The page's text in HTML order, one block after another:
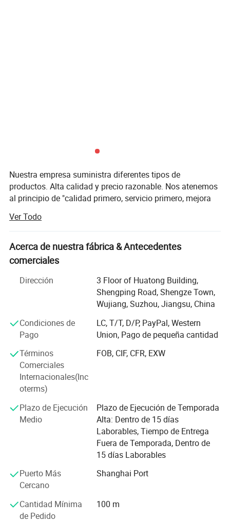
Nuestra empresa suministra diferentes tipos de
productos. Alta calidad y precio razonable. Nos atenemos
al principio de "calidad primero, servicio primero, mejora
la gestión y "cero defectos, cero quejas" como el objetivo
de calidad. Para perfeccionar nuestro servicio, ofrecemos
los productos de buena calidad a un precio razonable.
Somos un fabricante profesional de tejidos químicos. Los
fundadores DE TIANEN TEXTILES tienen más de 10 años
de experiencia en este campo. Y tuvimos una buena
cooperación con muchas fábricas excelentes. Por lo tanto,
los productos se proporcionan aquí, con buena calidad,
precio competitivo, y el mejor servicio.
evaluar que somos profesionales y podemos confiar en
nosotros. Y están dispuestos a establecer relaciones
comerciales con nosotros durante mucho tiempo.
como los tejidos tafetán de nylon para las chaquetas y los
tejidos 100% poli, como el tejido de polichifón para
vestido, el tejido de poly pongee y el tejido de poly taslan
para chaquetas, y también podemos hacer oxford tejidos
para bolsas y luggages, así que bienvenidos a su
investigación de cualquier tejido, tenemos nuestra propia
fábrica de tejidos y revestimiento puede controlar la
Ver Todo
Acerca de nuestra fábrica & Antecedentes
comerciales
Dirección
3 Floor of Huatong Building,
Shengping Road, Shengze Town,
Wujiang, Suzhou, Jiangsu, China
Condiciones de
Pago
LC, T/T, D/P, PayPal, Western
Union, Pago de pequeña cantidad
Términos
Comerciales
Internacionales(Inc
oterms)
FOB, CIF, CFR, EXW
Plazo de Ejecución
Medio
Plazo de Ejecución de Temporada
Alta: Dentro de 15 días
Laborables, Tiempo de Entrega
Fuera de Temporada, Dentro de
15 días Laborables
Puerto Más
Cercano
Shanghai Port
Cantidad Mínima
de Pedido
100 m